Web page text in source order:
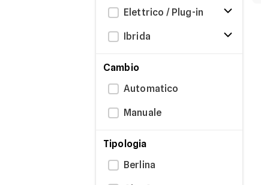
Elettrico / Plug-in
Ibrida
Cambio
Automatico
Manuale
Tipologia
Berlina